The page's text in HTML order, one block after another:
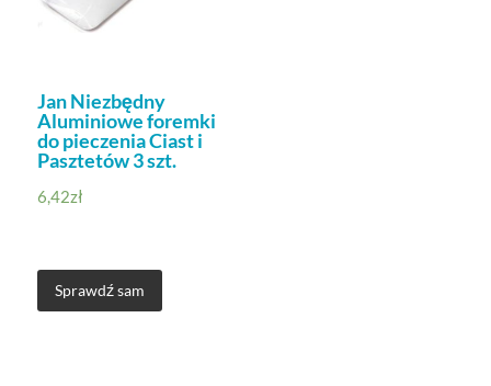
Jan Niezbędny
Aluminiowe foremki
do pieczenia Ciast i
Pasztetów 3 szt.
6,42zł
Sprawdź sam